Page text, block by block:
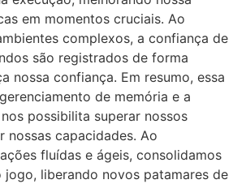
em momentos cruciais. Ao
complexos, a confiança de
são registrados de forma
nossa confiança. Em resumo, essa
de memória e a
possibilita superar nossos
nossas capacidades. Ao
fluídas e ágeis, consolidamos
jogo, liberando novos patamares de